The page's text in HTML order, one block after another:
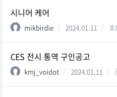
시니어 케어
mikbirdie 2024.01.11 조
CES 전시 통역 구인공고
kmj_voidot 2024.01.11